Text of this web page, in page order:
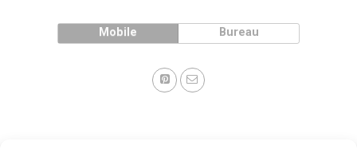
Mobile Bureau